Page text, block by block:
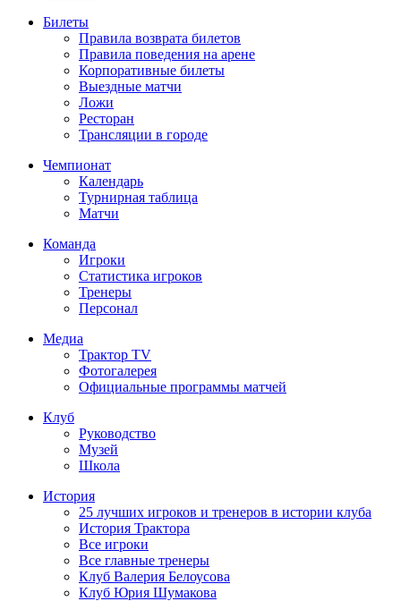
Билеты
Правила возврата билетов
Правила поведения на арене
Корпоративные билеты
Выездные матчи
Ложи
Ресторан
Трансляции в городе
Чемпионат
Календарь
Турнирная таблица
Матчи
Команда
Игроки
Статистика игроков
Тренеры
Персонал
Медиа
Трактор TV
Фотогалерея
Официальные программы матчей
Клуб
Руководство
Музей
Школа
История
25 лучших игроков и тренеров в истории клуба
История Трактора
Все игроки
Все главные тренеры
Клуб Валерия Белоусова
Клуб Юрия Шумакова